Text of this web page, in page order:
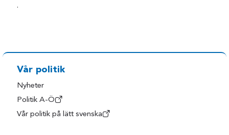
.
Vår politik
Nyheter
Politik A-Ö
Vår politik på lätt svenska